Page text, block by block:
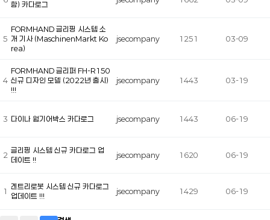
함) 카다로그
5
FORMHAND 글리핑 시스템 소
개 기사 (MaschinenMarkt Ko
rea)
jsecompany 1251 03-09
4
FORMHAND 글리퍼 FH-R150
신규 디자인 모델 (2022년 출시)
!!!
jsecompany 1443 03-19
3 다이나 웜기어박스 카다로그 jsecompany 1443 06-19
2
글리핑 시스템 신규 카다로그 업
데이트 !!
jsecompany 1620 06-19
1
겐트리로봇 시스템 신규 카다로그
업데이트 !!!
jsecompany 1429 06-19